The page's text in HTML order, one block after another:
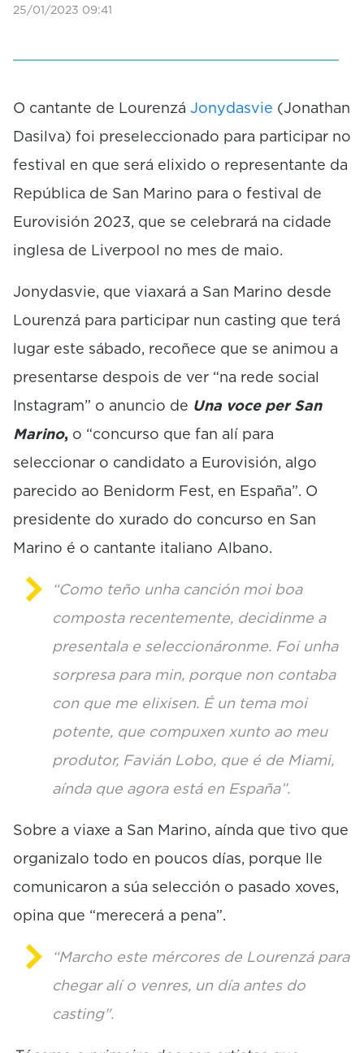
o
s
o
d
25/01/2023 09:41
O cantante de Lourenzá Jonydasvie (Jonathan
Dasilva) foi preseleccionado para participar no
festival en que será elixido o representante da
República de San Marino para o festival de
Eurovisión 2023, que se celebrará na cidade
inglesa de Liverpool no mes de maio.
Jonydasvie, que viaxará a San Marino desde
Lourenzá para participar nun casting que terá
lugar este sábado, recoñece que se animou a
presentarse despois de ver “na rede social
Instagram” o anuncio de Una voce per San
Marino, o “concurso que fan alí para
seleccionar o candidato a Eurovisión, algo
parecido ao Benidorm Fest, en España”. O
presidente do xurado do concurso en San
Marino é o cantante italiano Albano.
“Como teño unha canción moi boa
composta recentemente, decidinme a
presentala e seleccionáronme. Foi unha
sorpresa para min, porque non contaba
con que me elixisen. É un tema moi
potente, que compuxen xunto ao meu
produtor, Favián Lobo, que é de Miami,
aínda que agora está en España”.
Sobre a viaxe a San Marino, aínda que tivo que
organizalo todo en poucos días, porque lle
comunicaron a súa selección o pasado xoves,
opina que “merecerá a pena”.
“Marcho este mércores de Lourenzá para
chegar alí o venres, un día antes do
casting".